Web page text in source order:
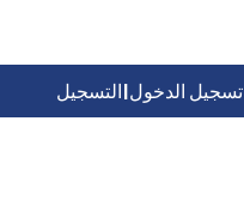
تسجيل الدخول|التسجيل